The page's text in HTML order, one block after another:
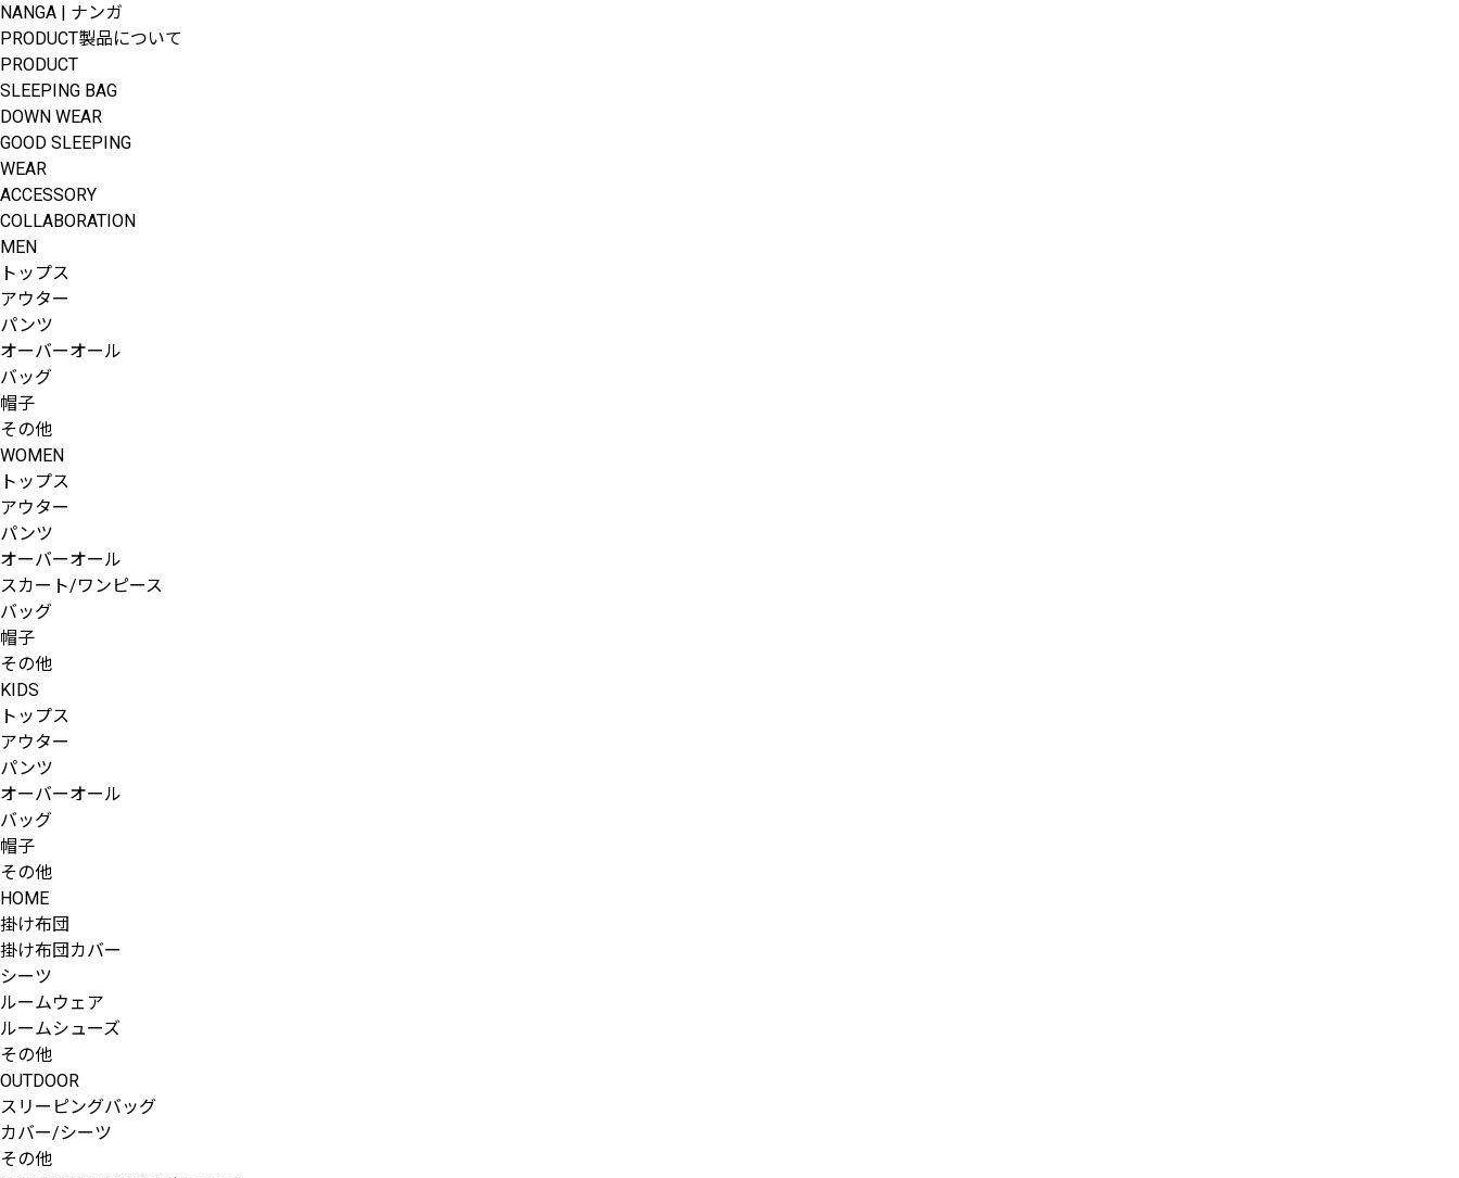
NANGA | ナンガ
PRODUCT製品について
PRODUCT
SLEEPING BAG
DOWN WEAR
GOOD SLEEPING
WEAR
ACCESSORY
COLLABORATION
MEN
トップス
アウター
パンツ
オーバーオール
バッグ
帽子
その他
WOMEN
トップス
アウター
パンツ
オーバーオール
スカート/ワンピース
バッグ
帽子
その他
KIDS
トップス
アウター
パンツ
オーバーオール
バッグ
帽子
その他
HOME
掛け布団
掛け布団カバー
シーツ
ルームウェア
ルームシューズ
その他
OUTDOOR
スリーピングバッグ
カバー/シーツ
その他